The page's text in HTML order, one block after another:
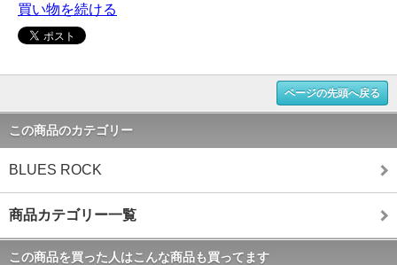
買い物を続ける
ページの先頭へ戻る
この商品のカテゴリー
BLUES ROCK
商品カテゴリー一覧
この商品を買った人はこんな商品も買ってます